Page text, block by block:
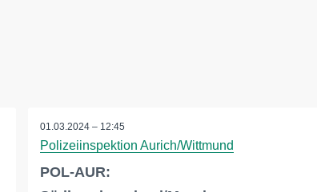
01.03.2024 – 12:45
Polizeiinspektion Aurich/Wittmund
POL-AUR: